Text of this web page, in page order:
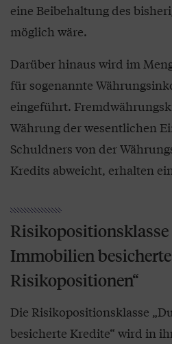
eine Beibehaltung des
möglich wäre.
Darüber hinaus wird im
für sogenannte
eingeführt.
Währung der wesentlichen
Schuldners von der
Kredits abweicht, erhalten
Risikopositionsklasse
Immobilien besicherte
Risikopositionen“
Die Risikopositionsklasse
besicherte Kredite“ wird in